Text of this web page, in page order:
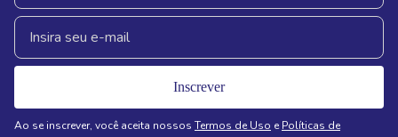
Inscrever
Ao se inscrever, você aceita nossos Termos de Uso e Políticas de